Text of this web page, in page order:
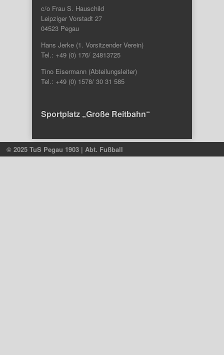
c/o Frau S. Hauschild
Leipziger Vorstadt 27
04523 Pegau
Hans Jerke (1. Vorsitzender Verein)
Tel.: +49 (0) 176/ 24813725
Tino Eisermann (Abteilungsleiter)
Tel.: +49 (0) 1578/ 30 31 585
Sportplatz „Große Reitbahn“
© 2025 TuS Pegau 1903 | Abt. Fußball